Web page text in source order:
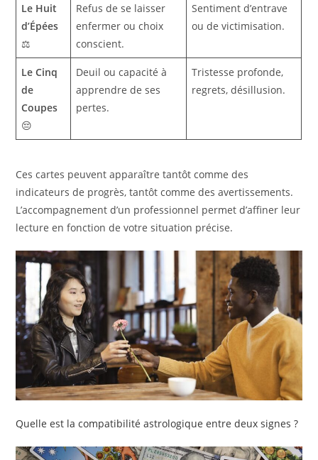
Le Huit
d’Épées
⚖️
Refus de se laisser
enfermer ou choix
conscient.
Sentiment d’entrave
ou de victimisation.
Le Cinq
de
Coupes
😔
Deuil ou capacité à
apprendre de ses
pertes.
Tristesse profonde,
regrets, désillusion.
Ces cartes peuvent apparaître tantôt comme des
indicateurs de progrès, tantôt comme des avertissements.
L’accompagnement d’un professionnel permet d’affiner leur
lecture en fonction de votre situation précise.
Quelle est la compatibilité astrologique entre deux signes ?